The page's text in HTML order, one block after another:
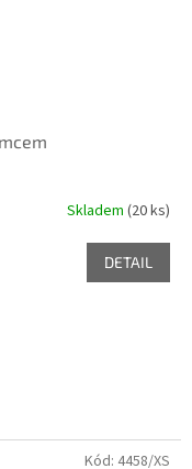
Skladem (20 ks)
DETAIL
Kód: 4458/XS